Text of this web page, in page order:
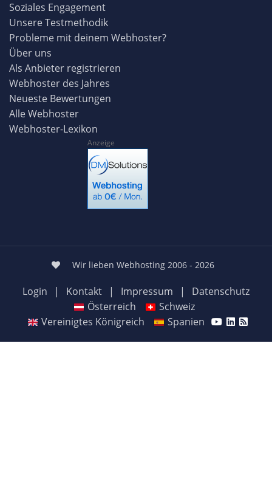
Soziales Engagement
Unsere Testmethodik
Probleme mit deinem Webhoster?
Über uns
Als Anbieter registrieren
Webhoster des Jahres
Neueste Bewertungen
Alle Webhoster
Webhoster-Lexikon
Anzeige
Wir lieben Webhosting 2006 - 2026
Login | Kontakt | Impressum |
Datenschutz
Österreich
Schweiz
Vereinigtes Königreich
Spanien